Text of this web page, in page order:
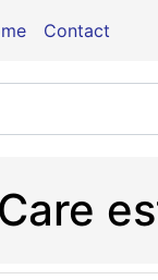
Contact
Care